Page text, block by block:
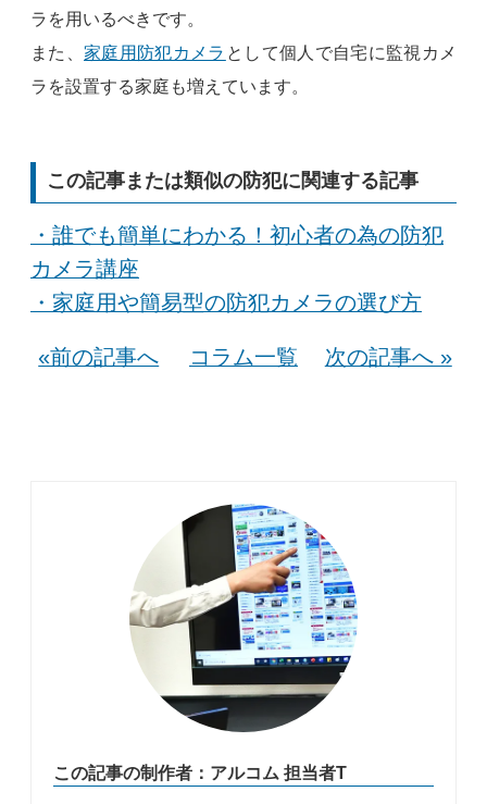
ラを用いるべきです。
また、家庭用防犯カメラ として個人で自宅に監視カメ
ラを設置する家庭も増えています。
この記事または類似の防犯に関連する記事
・誰でも簡単にわかる！初心者の為の防犯
カメラ講座
・家庭用や簡易型の防犯カメラの選び方
«前の記事へ コラム一覧 次の記事へ »
この記事の制作者：アルコム 担当者T